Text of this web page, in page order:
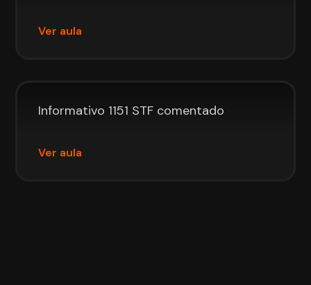
Ver aula
Informativo 1151 STF comentado
Ver aula